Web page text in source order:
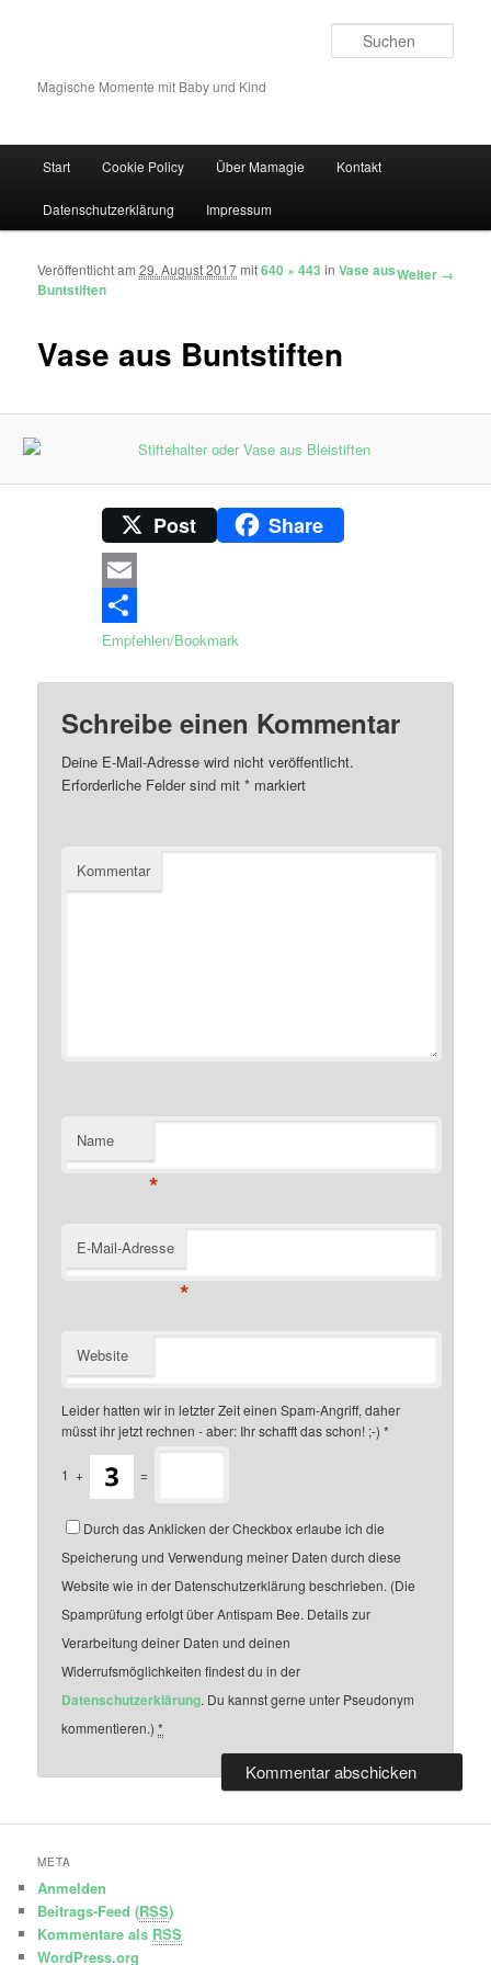
Magische Momente mit Baby und Kind
Zum Inhalt wechseln
Zum sekundären Inhalt wechseln
Start Cookie Policy Über Mamagie Kontakt
Datenschutzerklärung Impressum
Bilder-Navigation Weiter →
Vase aus Buntstiften
Veröffentlicht am29. August 2017mit640 × 443 inVase aus
Buntstiften
Post Share
Email
Empfehlen/Bookmark
Schreibe einen Kommentar
Deine E-Mail-Adresse wird nicht veröffentlicht.
Erforderliche Felder sind mit* markiert
Kommentar
Name
*
E-Mail-Adresse
*
Website
Leider hatten wir in letzter Zeit einen Spam-Angriff, daher
müsst ihr jetzt rechnen - aber: Ihr schafft das schon! ;-) *
1 + =
Durch das Anklicken der Checkbox erlaube ich die
Speicherung und Verwendung meiner Daten durch diese
Website wie in der Datenschutzerklärung beschrieben. (Die
Spamprüfung erfolgt über Antispam Bee. Details zur
Verarbeitung deiner Daten und deinen
Widerrufsmöglichkeiten findest du in der
Datenschutzerklärung. Du kannst gerne unter Pseudonym
kommentieren.)*
META
Anmelden
Beitrags-Feed (RSS)
Kommentare als RSS
WordPress.org